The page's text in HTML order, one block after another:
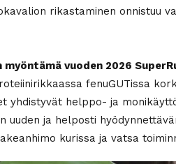
rikastaminen onnistuu
vuoden 2026
fenuGUTissa
yhdistyvät helppo- ja
uuden ja helposti
kurissa ja vatsa